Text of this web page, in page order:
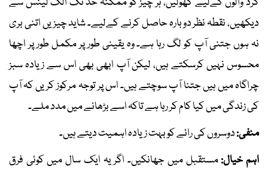
دیکھیں، نقطہ نظر دوبارہ حاصل کرنے کےلیے۔ شاید چیزیں اتنی بری
نہ ہوں جتنی آپ کو لگ رہا ہے۔ وہ یقینی طور پر مکمل طور پر اچھا
محسوس نہیں کرسکتے ہیں، لیکن آپ ابھی بھی اس سے زیادہ سبز
چراگاہ میں ہیں جتنا آپ سوچتے ہیں۔ اس پر توجہ مرکوز کریں کہ آپ
کی زندگی میں کیا کام کر رہا ہے تاکہ اسے بڑھانے میں مدد ملے۔
منفی:دوسروں کی رائے کو بہت زیادہ اہمیت دیتے ہیں۔
اہم خیال:مستقبل میں جھانکیں۔ اگر یہ ایک سال میں کوئی فرق